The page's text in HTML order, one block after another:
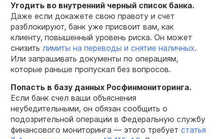
Угодить во внутренний черный список банка.
Даже если докажете свою правоту и счет
разблокируют, банк уже присвоит вам, как
клиенту, повышенный уровень риска. Он может
снизить лимиты на переводы и снятие наличных.
Или запрашивать документы по операциям,
которые раньше пропускал без вопросов.
Попасть в базу данных Росфинмониторинга.
Если банк счел ваши объяснения
неубедительными, он обязан сообщить о
подозрительной операции в Федеральную службу
финансового мониторинга — этого требует статья